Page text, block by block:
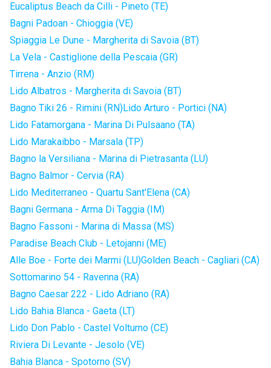
Eucaliptus Beach da Cilli - Pineto (TE)
Bagni Padoan - Chioggia (VE)
Spiaggia Le Dune - Margherita di Savoia (BT)
La Vela - Castiglione della Pescaia (GR)
Tirrena - Anzio (RM)
Lido Albatros - Margherita di Savoia (BT)
Bagno Tiki 26 - Rimini (RN)Lido Arturo - Portici (NA)
Lido Fatamorgana - Marina Di Pulsaano (TA)
Lido Marakaibbo - Marsala (TP)
Bagno la Versiliana - Marina di Pietrasanta (LU)
Bagno Balmor - Cervia (RA)
Lido Mediterraneo - Quartu Sant'Elena (CA)
Bagni Germana - Arma Di Taggia (IM)
Bagno Fassoni - Marina di Massa (MS)
Paradise Beach Club - Letojanni (ME)
Alle Boe - Forte dei Marmi (LU)Golden Beach - Cagliari (CA)
Sottomarino 54 - Ravenna (RA)
Bagno Caesar 222 - Lido Adriano (RA)
Lido Bahia Blanca - Gaeta (LT)
Lido Don Pablo - Castel Volturno (CE)
Riviera Di Levante - Jesolo (VE)
Bahia Blanca - Spotorno (SV)